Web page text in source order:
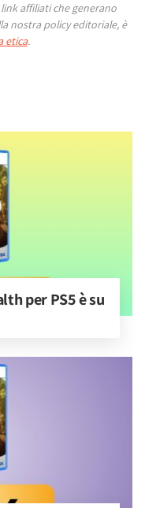
affiliati che generano
nostra policy editoriale, è
etica.
per PS5 è su